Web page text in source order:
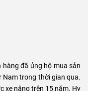
đã ủng hộ mua sản
Nam trong thời gian qua.
xe nâng trên 15 năm. Hy